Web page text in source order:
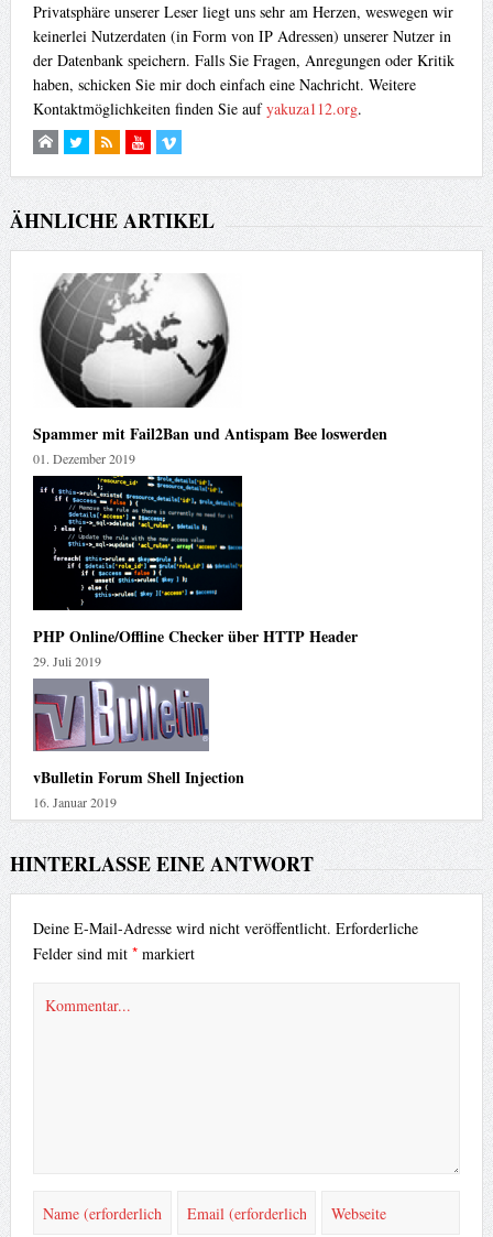
Privatsphäre unserer Leser liegt uns sehr am Herzen, weswegen wir
keinerlei Nutzerdaten (in Form von IP Adressen) unserer Nutzer in
der Datenbank speichern. Falls Sie Fragen, Anregungen oder Kritik
haben, schicken Sie mir doch einfach eine Nachricht. Weitere
Kontaktmöglichkeiten finden Sie aufyakuza112.org.
ÄHNLICHE ARTIKEL
Spammer mit Fail2Ban und Antispam Bee loswerden
01. Dezember 2019
PHP Online/Offline Checker über HTTP Header
29. Juli 2019
vBulletin Forum Shell Injection
16. Januar 2019
HINTERLASSE EINE ANTWORT
Deine E-Mail-Adresse wird nicht veröffentlicht. Erforderliche
Felder sind mit *markiert